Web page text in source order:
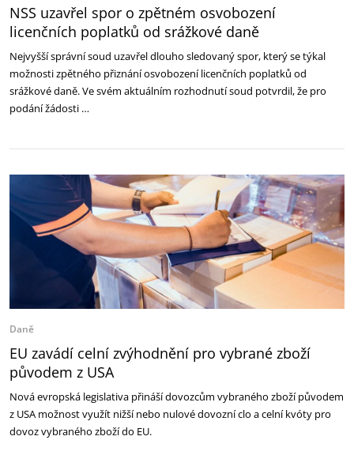
NSS uzavřel spor o zpětném osvobození
licenčních poplatků od srážkové daně
Nejvyšší správní soud uzavřel dlouho sledovaný spor, který se týkal
možnosti zpětného přiznání osvobození licenčních poplatků od
srážkové daně. Ve svém aktuálním rozhodnutí soud potvrdil, že pro
podání žádosti …
Daně
EU zavádí celní zvýhodnění pro vybrané zboží
původem z USA
Nová evropská legislativa přináší dovozcům vybraného zboží původem
z USA možnost využít nižší nebo nulové dovozní clo a celní kvóty pro
dovoz vybraného zboží do EU.